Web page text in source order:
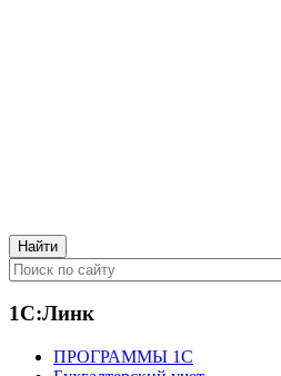
1С:Линк
ПРОГРАММЫ 1С